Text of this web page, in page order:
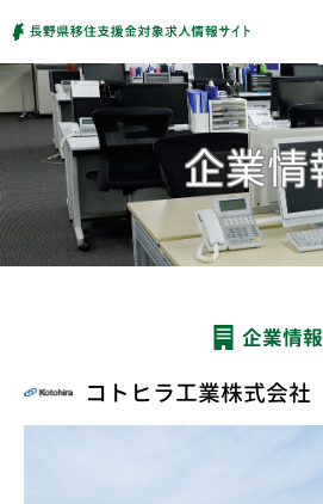
企業情報
コトヒラ工業株式会社